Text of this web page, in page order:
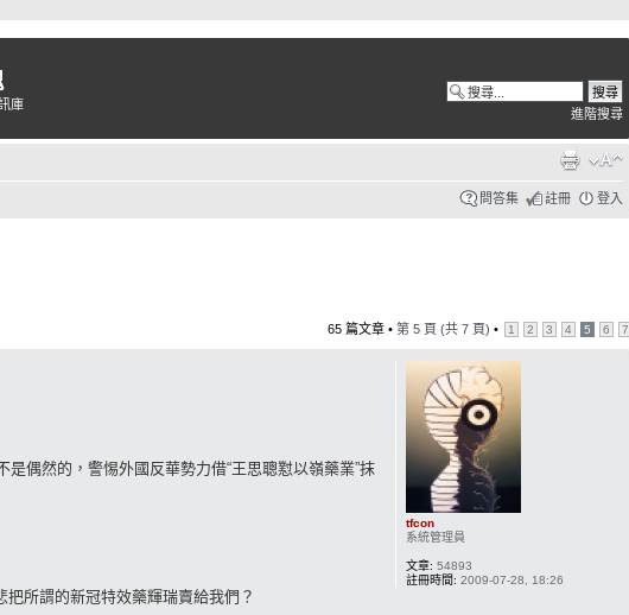
庫
進階搜尋
問答集 註冊 登入
65 篇文章 •第5 頁 (共7 頁) • 1 2 3 4 5 6 7
偶然的，警惕外國反華勢力借“王思聰懟以嶺藥業”抹
所謂的新冠特效藥輝瑞賣給我們？
tfcon
系統管理員
文章: 54893
註冊時間: 2009-07-28, 18:26